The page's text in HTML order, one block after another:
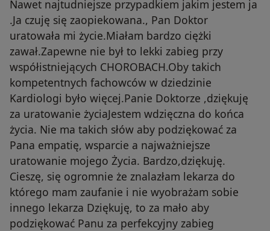
Nawet najtudniejsze przypadkiem jakim jestem ja
.Ja czuję się zaopiekowana., Pan Doktor
uratowała mi życie.Miałam bardzo ciężki
zawał.Zapewne nie był to lekki zabieg przy
współistniejących CHOROBACH.Oby takich
kompetentnych fachowców w dziedzinie
Kardiologi było więcej.Panie Doktorze ,dziękuję
za uratowanie życiaJestem wdzięczna do końca
życia. Nie ma takich słów aby podziękować za
Pana empatię, wsparcie a najważniejsze
uratowanie mojego Życia. Bardzo,dziękuję.
Cieszę, się ogromnie że znalazłam lekarza do
którego mam zaufanie i nie wyobrażam sobie
innego lekarza Dziękuję, to za mało aby
podziękować Panu za perfekcyjny zabieg